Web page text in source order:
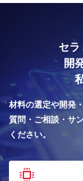
セ
開
材料の選定や開発
質問・ご相談・サ
ください。